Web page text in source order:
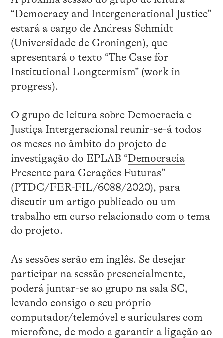
“Democracy and Intergenerational Justice”
estará a cargo de Andreas Schmidt
(Universidade de Groningen), que
apresentará o texto “The Case for
Institutional Longtermism” (work in
progress).
O grupo de leitura sobre Democracia e
Justiça Intergeracional reunir-se-á todos
os meses no âmbito do projeto de
investigação do EPLAB “Democracia
Presente para Gerações Futuras”
(PTDC/FER-FIL/6088/2020), para
discutir um artigo publicado ou um
trabalho em curso relacionado com o tema
do projeto.
As sessões serão em inglês. Se desejar
participar na sessão presencialmente,
poderá juntar-se ao grupo na sala SC,
levando consigo o seu próprio
computador/telemóvel e auriculares com
microfone, de modo a garantir a ligação ao